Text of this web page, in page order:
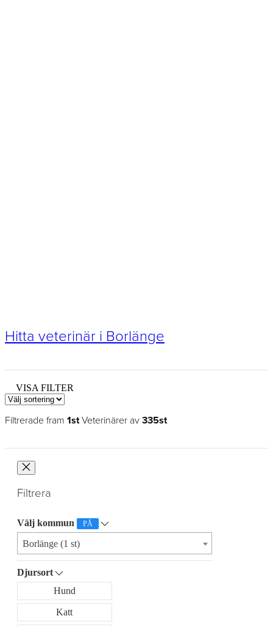
Hitta veterinär i Borlänge
VISA FILTER
Filtrerade fram 1stVeterinärer av 335st
Filtrera
Välj kommun PÅ
Borlänge (1 st)
Djursort
Hund
Katt